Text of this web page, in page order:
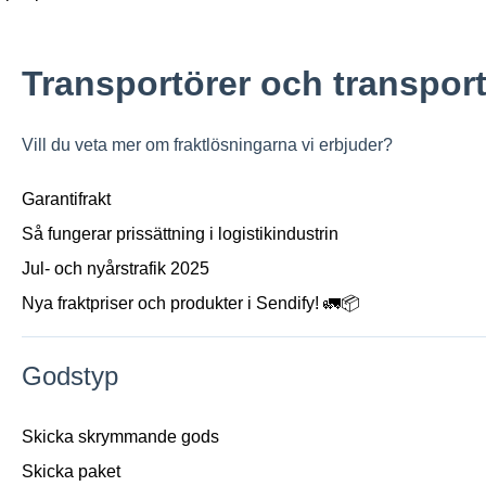
Transportörer och
Vill du veta mer om fraktlösningarna vi erbjuder?
Garantifrakt
Så fungerar prissättning i logistikindustrin
Jul- och nyårstrafik 2025
Nya fraktpriser och produkter i Sendify! 🚛📦
Godstyp
Skicka skrymmande gods
Skicka paket